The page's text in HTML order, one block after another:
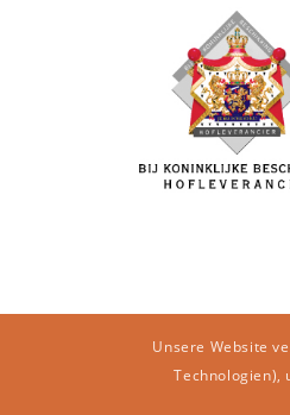
Unsere Website
Technologien),